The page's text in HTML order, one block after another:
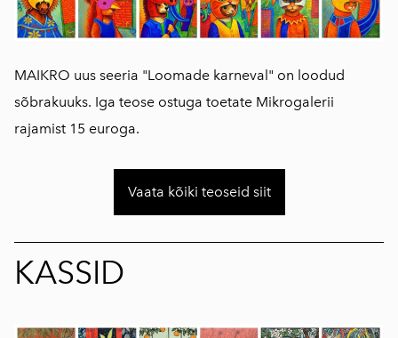
MAIKRO uus seeria "Loomade karneval" on loodud
sõbrakuuks. Iga teose ostuga toetate Mikrogalerii
rajamist 15 euroga.
Vaata kõiki teoseid siit
KASSID